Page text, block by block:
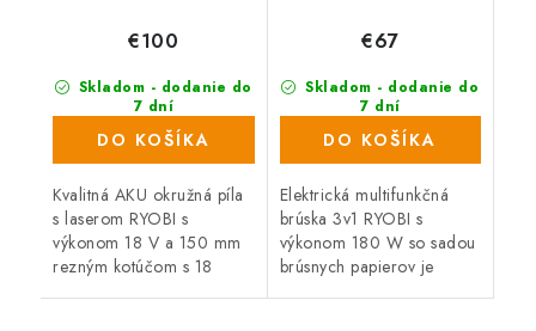
Skladom - dodanie do
7 dní
(766 ks)
€100
DO KOŠÍKA
Kvalitná AKU okružná píla
s laserom RYOBI s
výkonom 18 V a 150 mm
rezným kotúčom s 18
Skladom - dodanie do
7 dní
(874 ks)
€67
DO KOŠÍKA
Elektrická multifunkčná
brúska 3v1 RYOBI s
výkonom 180 W so sadou
brúsnych papierov je